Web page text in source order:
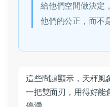
給他們空間做決定
他們的公正，而不
這些問題顯示，天秤風
一把雙面刃，用得好能